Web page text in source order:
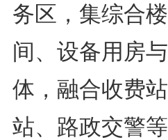
务区，集综合
间、设备用房
体，融合收费
站、路政交警